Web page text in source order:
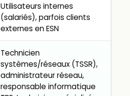
Utilisateurs internes
(salariés), parfois clients
externes en ESN
Technicien
systèmes/réseaux (TSSR),
administrateur réseau,
responsable informatique